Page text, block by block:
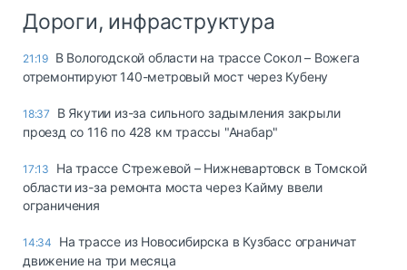
Дороги, инфраструктура
21:19 В Вологодской области на трассе Сокол – Вожега
отремонтируют 140-метровый мост через Кубену
18:37
В Якутии из-за сильного задымления закрыли
проезд со 116 по 428 км трассы "Анабар"
17:13
На трассе Стрежевой – Нижневартовск в Томской
области из-за ремонта моста через Кайму ввели
ограничения
14:34
На трассе из Новосибирска в Кузбасс ограничат
движение на три месяца